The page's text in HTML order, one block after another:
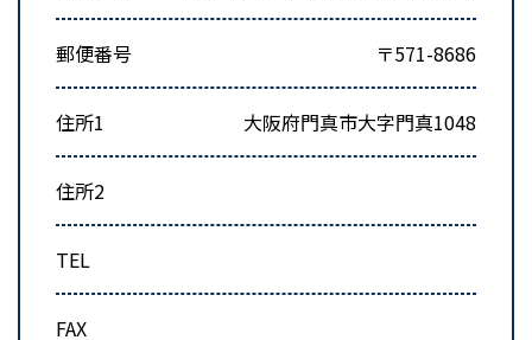
郵便番号 〒571-8686
住所1 大阪府門真市大字門真1048
住所2
TEL
FAX